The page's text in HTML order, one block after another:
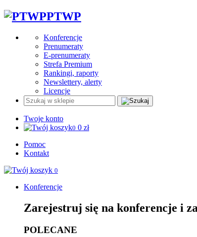
PTWP
Konferencje
Prenumeraty
E-prenumeraty
Strefa Premium
Rankingi, raporty
Newslettery, alerty
Licencje
Twoje konto
0 0 zł
Pomoc
Kontakt
0
Konferencje
Zarejestruj się na konferencje i
POLECANE